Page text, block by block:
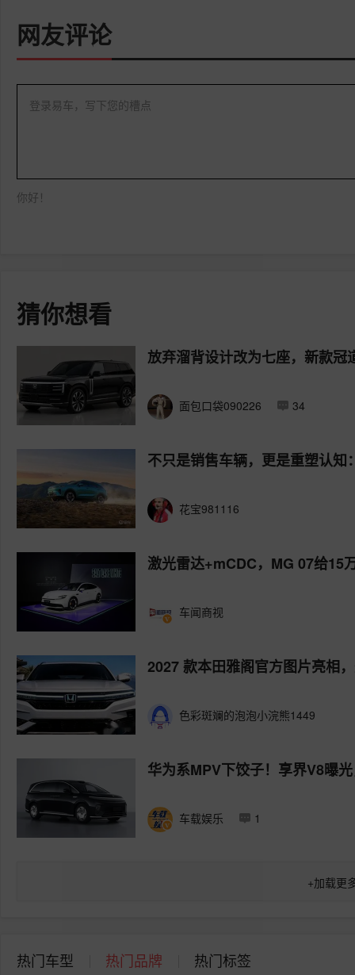
网友评论
登录易车，写下您的槽点
你好！
猜你想看
放弃溜背设计改为七座，新款
面包口袋090226 34
不只是销售车辆，更是重塑认
花宝981116
激光雷达+mCDC，MG 07给15
车闻商视
2027 款本田雅阁官方图片亮相
色彩斑斓的泡泡小浣熊1449
华为系MPV下饺子！享界V8曝
车载娱乐 1
+加载更
热门车型 热门品牌 热门标签